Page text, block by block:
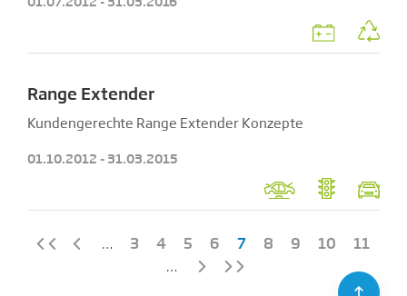
01.07.2012 - 31.03.2016
Range Extender
Kundengerechte Range Extender Konzepte
01.10.2012 - 31.03.2015
… 3 4 5 6 7 8 9 10
11
…